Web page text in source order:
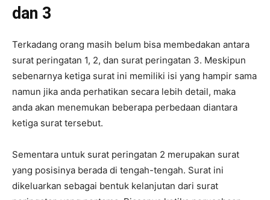
dan 3
Terkadang orang masih belum bisa membedakan antara
surat peringatan 1, 2, dan surat peringatan 3. Meskipun
sebenarnya ketiga surat ini memiliki isi yang hampir sama
namun jika anda perhatikan secara lebih detail, maka
anda akan menemukan beberapa perbedaan diantara
ketiga surat tersebut.
Sementara untuk surat peringatan 2 merupakan surat
yang posisinya berada di tengah-tengah. Surat ini
dikeluarkan sebagai bentuk kelanjutan dari surat